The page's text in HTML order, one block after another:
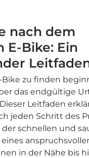
nach dem
E-Bike: Ein
Bike zu finden
das endgültige
Leitfaden
jeden Schritt des
schnellen und
in der Nähe bis